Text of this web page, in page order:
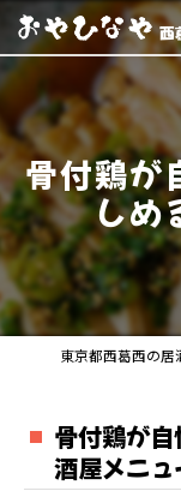
骨付鶏が
しめ
骨付鶏が
酒屋メニュ